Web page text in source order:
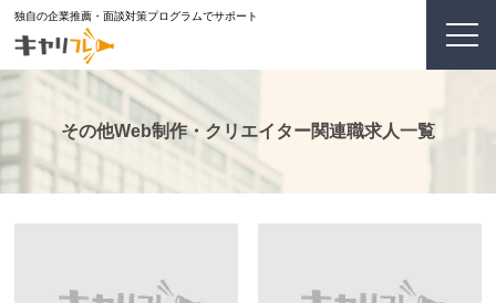
独自の企業推薦・面談対策プログラムでサポート
その他Web制作・クリエイター関連職求人一覧